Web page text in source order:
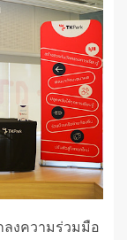
งความร่วมมือ